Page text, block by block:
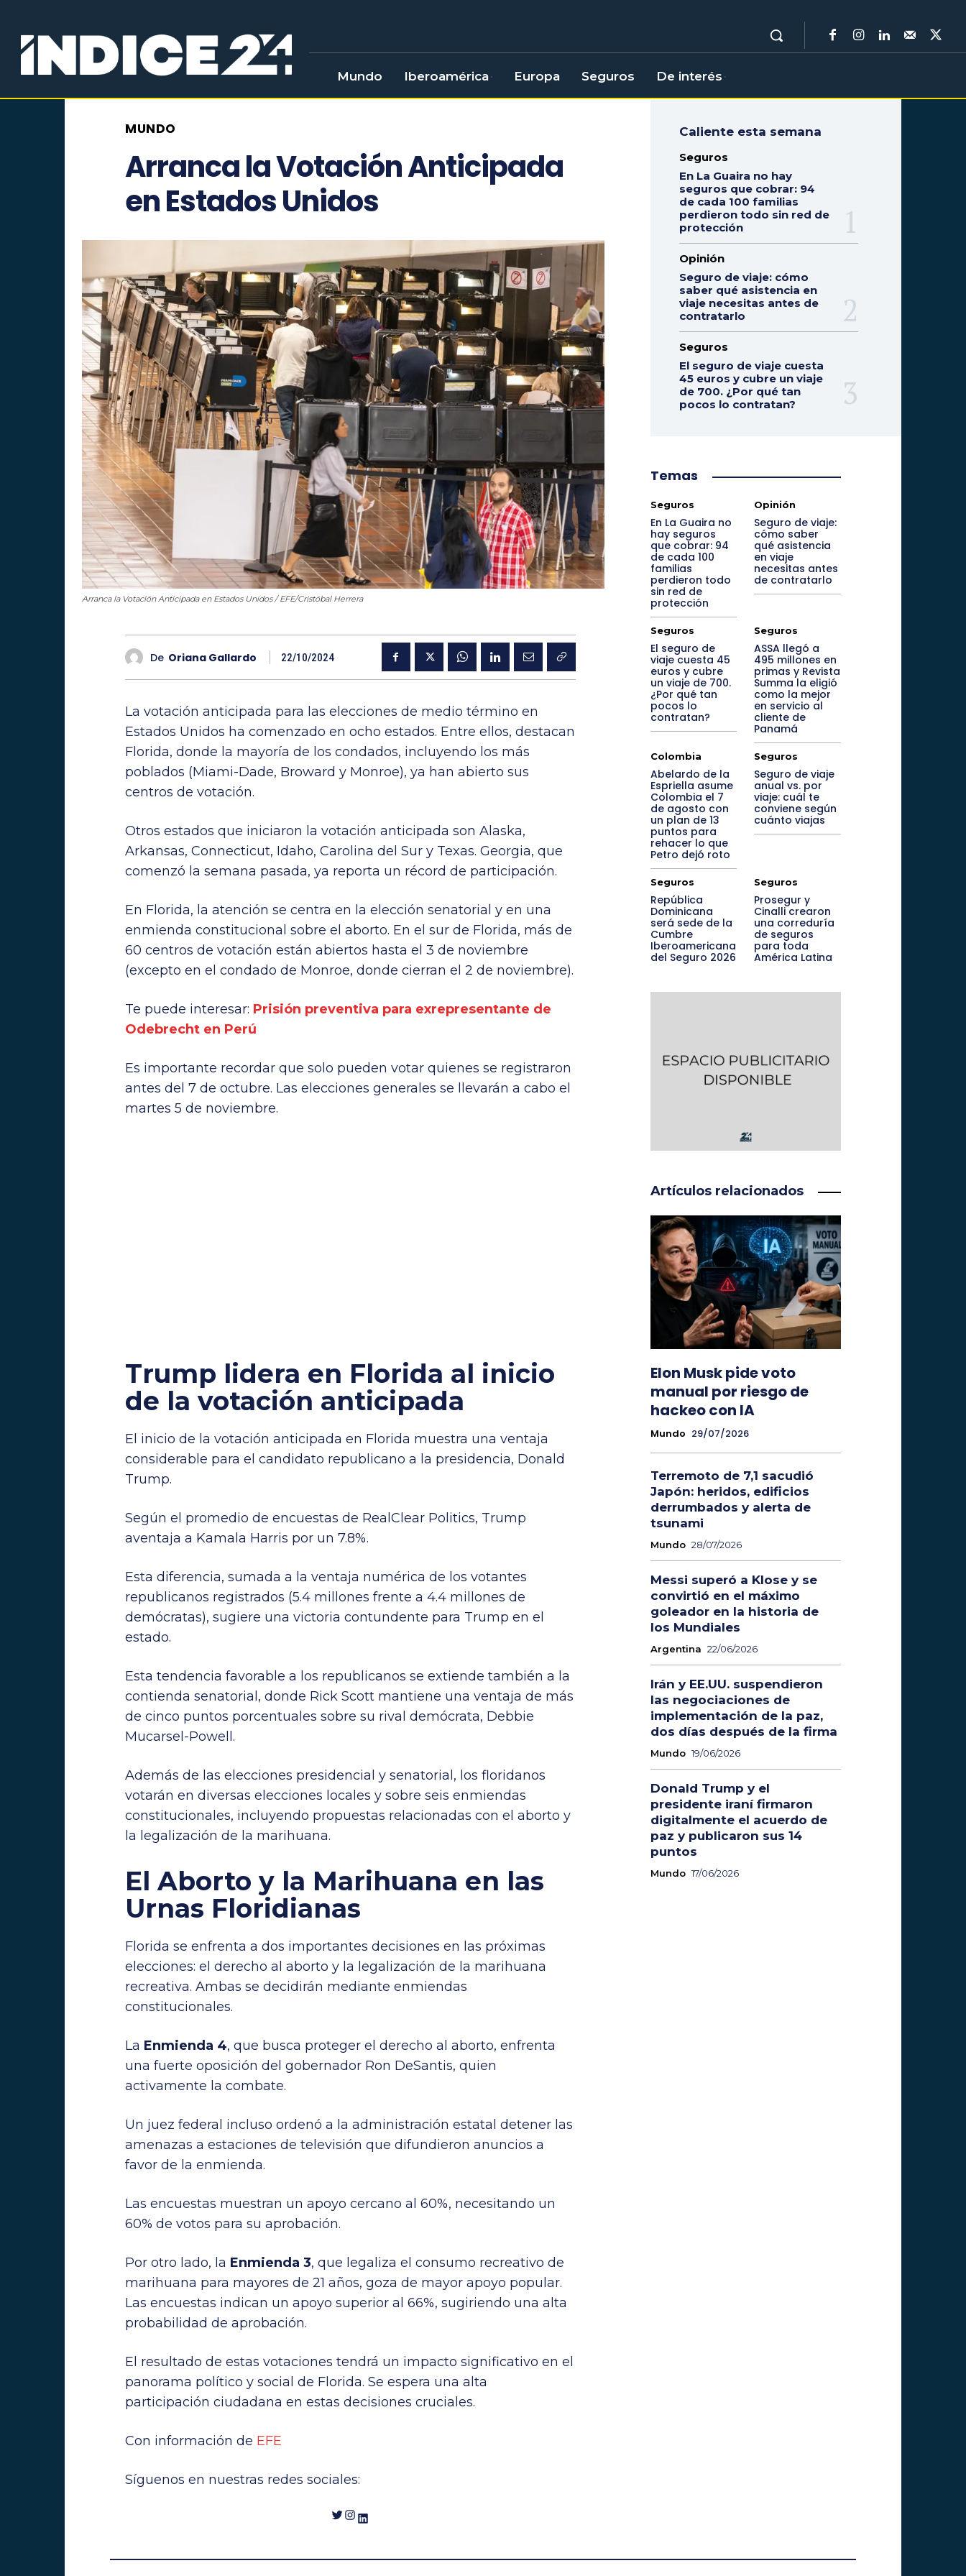
Mundo Iberoamérica Europa Seguros De interés
MUNDO
Arranca la Votación Anticipada
en Estados Unidos
Arranca la Votación Anticipada en Estados Unidos / EFE/Cristóbal Herrera
De Oriana Gallardo 22/10/2024
La votación anticipada para las elecciones de medio término en
Estados Unidos ha comenzado en ocho estados. Entre ellos, destacan
Florida, donde la mayoría de los condados, incluyendo los más
poblados (Miami-Dade, Broward y Monroe), ya han abierto sus
centros de votación.
Otros estados que iniciaron la votación anticipada son Alaska,
Arkansas, Connecticut, Idaho, Carolina del Sur y Texas. Georgia, que
comenzó la semana pasada, ya reporta un récord de participación.
En Florida, la atención se centra en la elección senatorial y en una
enmienda constitucional sobre el aborto. En el sur de Florida, más de
60 centros de votación están abiertos hasta el 3 de noviembre
(excepto en el condado de Monroe, donde cierran el 2 de noviembre).
Te puede interesar: Prisión preventiva para exrepresentante de
Odebrecht en Perú
Es importante recordar que solo pueden votar quienes se registraron
antes del 7 de octubre. Las elecciones generales se llevarán a cabo el
martes 5 de noviembre.
Trump lidera en Florida al inicio
de la votación anticipada
El inicio de la votación anticipada en Florida muestra una ventaja
considerable para el candidato republicano a la presidencia, Donald
Trump.
Según el promedio de encuestas de RealClear Politics, Trump
aventaja a Kamala Harris por un 7.8%.
Esta diferencia, sumada a la ventaja numérica de los votantes
republicanos registrados (5.4 millones frente a 4.4 millones de
demócratas), sugiere una victoria contundente para Trump en el
estado.
Esta tendencia favorable a los republicanos se extiende también a la
contienda senatorial, donde Rick Scott mantiene una ventaja de más
de cinco puntos porcentuales sobre su rival demócrata, Debbie
Mucarsel-Powell.
Además de las elecciones presidencial y senatorial, los floridanos
votarán en diversas elecciones locales y sobre seis enmiendas
constitucionales, incluyendo propuestas relacionadas con el aborto y
la legalización de la marihuana.
El Aborto y la Marihuana en las
Urnas Floridianas
Florida se enfrenta a dos importantes decisiones en las próximas
elecciones: el derecho al aborto y la legalización de la marihuana
recreativa. Ambas se decidirán mediante enmiendas
constitucionales.
La Enmienda 4, que busca proteger el derecho al aborto, enfrenta
una fuerte oposición del gobernador Ron DeSantis, quien
activamente la combate.
Un juez federal incluso ordenó a la administración estatal detener las
amenazas a estaciones de televisión que difundieron anuncios a
favor de la enmienda.
Las encuestas muestran un apoyo cercano al 60%, necesitando un
60% de votos para su aprobación.
Por otro lado, la Enmienda 3, que legaliza el consumo recreativo de
marihuana para mayores de 21 años, goza de mayor apoyo popular.
Las encuestas indican un apoyo superior al 66%, sugiriendo una alta
probabilidad de aprobación.
El resultado de estas votaciones tendrá un impacto significativo en el
panorama político y social de Florida. Se espera una alta
participación ciudadana en estas decisiones cruciales.
Con información de EFE
Síguenos en nuestras redes sociales:
Twitter InstagramLinkedIn
Caliente esta semana
Seguros
En La Guaira no hay
seguros que cobrar: 94
de cada 100 familias
perdieron todo sin red de
protección
Opinión
Seguro de viaje: cómo
saber qué asistencia en
viaje necesitas antes de
contratarlo
Seguros
El seguro de viaje cuesta
45 euros y cubre un viaje
de 700. ¿Por qué tan
pocos lo contratan?
Temas
Seguros
En La Guaira no
hay seguros
que cobrar: 94
de cada 100
familias
perdieron todo
sin red de
protección
Opinión
Seguro de viaje:
cómo saber
qué asistencia
en viaje
necesitas antes
de contratarlo
Seguros
El seguro de
viaje cuesta 45
euros y cubre
un viaje de 700.
¿Por qué tan
pocos lo
contratan?
Seguros
ASSA llegó a
495 millones en
primas y Revista
Summa la eligió
como la mejor
en servicio al
cliente de
Panamá
Colombia
Abelardo de la
Espriella asume
Colombia el 7
de agosto con
un plan de 13
puntos para
rehacer lo que
Petro dejó roto
Seguros
Seguro de viaje
anual vs. por
viaje: cuál te
conviene según
cuánto viajas
Seguros
República
Dominicana
será sede de la
Cumbre
Iberoamericana
del Seguro 2026
Seguros
Prosegur y
Cinalli crearon
una correduría
de seguros
para toda
América Latina
Artículos relacionados
Elon Musk pide voto
manual por riesgo de
hackeo con IA
Mundo 29/07/2026
Terremoto de 7,1 sacudió
Japón: heridos, edificios
derrumbados y alerta de
tsunami
Mundo 28/07/2026
Messi superó a Klose y se
convirtió en el máximo
goleador en la historia de
los Mundiales
Argentina 22/06/2026
Irán y EE.UU. suspendieron
las negociaciones de
implementación de la paz,
dos días después de la firma
Mundo 19/06/2026
Donald Trump y el
presidente iraní firmaron
digitalmente el acuerdo de
paz y publicaron sus 14
puntos
Mundo 17/06/2026